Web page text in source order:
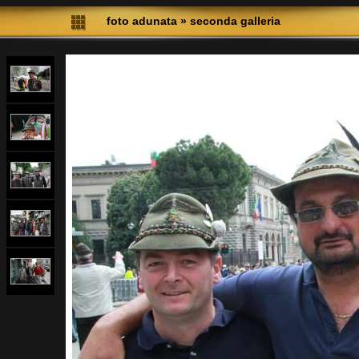
foto adunata » seconda galleria